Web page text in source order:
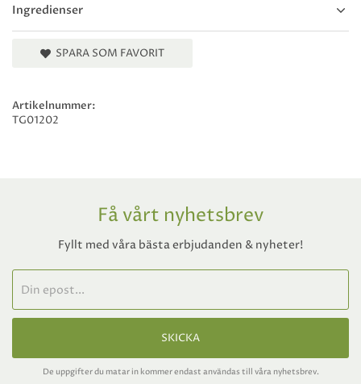
Ingredienser
SPARA SOM FAVORIT
Artikelnummer:
TG01202
Få vårt nyhetsbrev
Fyllt med våra bästa erbjudanden & nyheter!
SKICKA
De uppgifter du matar in kommer endast användas till våra nyhetsbrev.